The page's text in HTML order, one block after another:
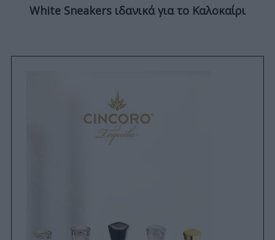
White Sneakers ιδανικά για το Kαλοκαίρι